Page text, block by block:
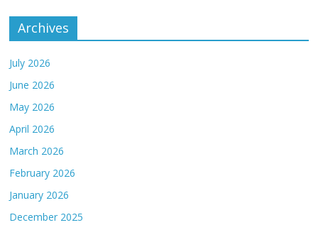
Archives
July 2026
June 2026
May 2026
April 2026
March 2026
February 2026
January 2026
December 2025